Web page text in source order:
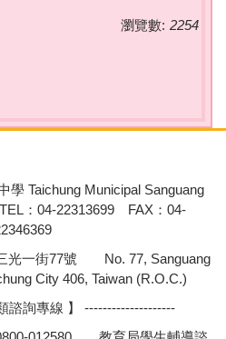
瀏覽數: 2254
學 Taichung Municipal Sanguang
：04-22313699 FAX：04-
光一街77號 No. 77, Sanguang
City 406, Taiwan (R.O.C.)
諮詢專線 】 --------------------